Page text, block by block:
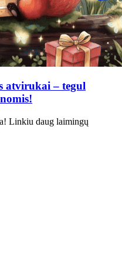
atvirukai – tegul
Linkiu daug laimingų